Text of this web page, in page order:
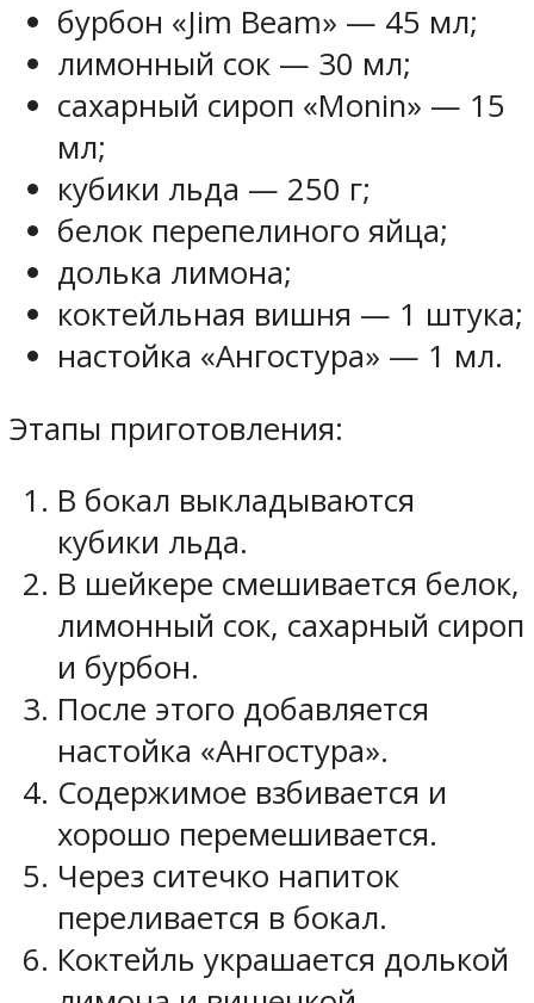
бурбон «Jim Beam» — 45 мл;
лимонный сок — 30 мл;
сахарный сироп «Monin» — 15
мл;
кубики льда — 250 г;
белок перепелиного яйца;
долька лимона;
коктейльная вишня — 1 штука;
настойка «Ангостура» — 1 мл.
Этапы приготовления:
В бокал выкладываются
кубики льда.
В шейкере смешивается белок,
лимонный сок, сахарный сироп
и бурбон.
После этого добавляется
настойка «Ангостура».
Содержимое взбивается и
хорошо перемешивается.
Через ситечко напиток
переливается в бокал.
Коктейль украшается долькой